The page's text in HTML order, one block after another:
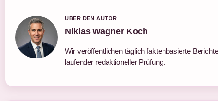
UBER DEN AUTOR
Niklas Wagner Koch
Wir veröffentlichen täglich faktenbasierte
laufender redaktioneller Prüfung.